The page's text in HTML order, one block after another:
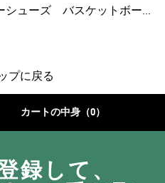
シューズ
バスケットボール
プに戻る
カートの中身（0）
録して、